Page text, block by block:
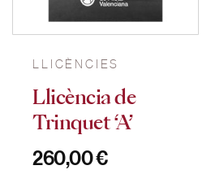
LLICÈNCIES
Llicència de
Trinquet ‘A’
260,00€